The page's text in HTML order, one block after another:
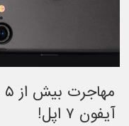
آیفون ۷ اپل!